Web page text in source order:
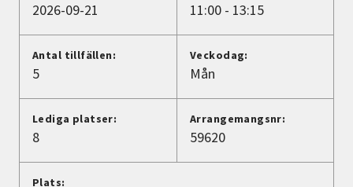
Avdelningar
Lyssna
2026-09-21 11:00 - 13:15
Antal tillfällen:
5
Veckodag:
Mån
Lediga platser:
8
Arrangemangsnr:
59620
Plats: